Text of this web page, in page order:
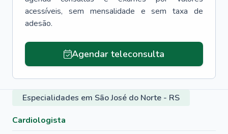
acessíveis, sem mensalidade e sem taxa de
adesão.
Agendar teleconsulta
Especialidades em São José do Norte - RS
Cardiologista